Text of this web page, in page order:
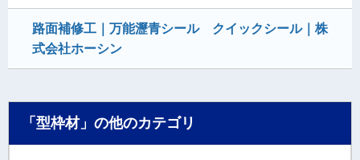
路面補修工｜万能瀝青シール クイックシール｜株
式会社ホーシン
「型枠材」の他のカテゴリ